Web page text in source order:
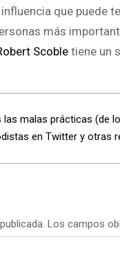
que puede
más
Scoble tiene un
las malas prácticas (de
en Twitter y otras
Los campos